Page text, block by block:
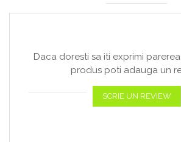
Daca doresti sa iti exprimi
produs poti adauga un
SCRIE UN REVIEW